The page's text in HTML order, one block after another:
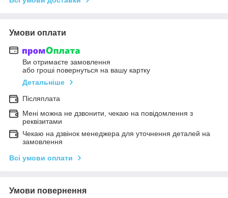
Умови оплати
Ви отримаєте замовлення
або гроші повернуться на вашу картку
Детальніше
Післяплата
Мені можна не дзвонити, чекаю на повідомлення з
реквізитами
Чекаю на дзвінок менеджера для уточнення деталей на
замовлення
Всі умови оплати
Умови повернення